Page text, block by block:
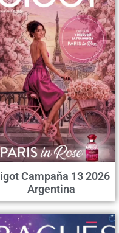
Campaña 13 2026
Argentina